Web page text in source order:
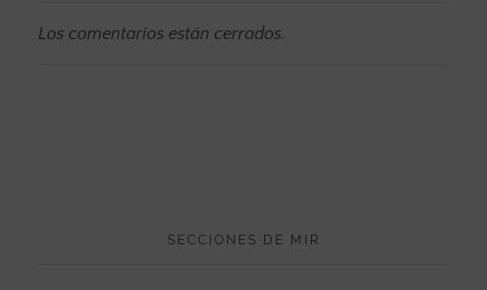
Los comentarios están cerrados.
SECCIONES DE MIR